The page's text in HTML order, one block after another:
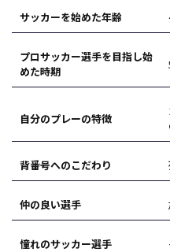
サッカーを始めた年齢
プロサッカー選手を目指し始
めた時期
自分のプレーの特徴
背番号へのこだわり
仲の良い選手
憧れのサッカー選手